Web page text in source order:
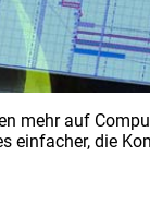
mehr auf
einfacher, die